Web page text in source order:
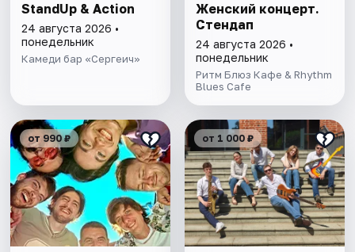
StandUp & Action
24 августа 2026 •
понедельник
Камеди бар «Сергеич»
Женский концерт.
Стендап
24 августа 2026 •
понедельник
Ритм Блюз Кафе & Rhythm
Blues Cafe
от 990 ₽ от 1 000 ₽